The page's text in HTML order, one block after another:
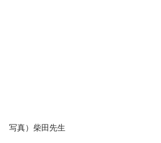
写真）柴田先生